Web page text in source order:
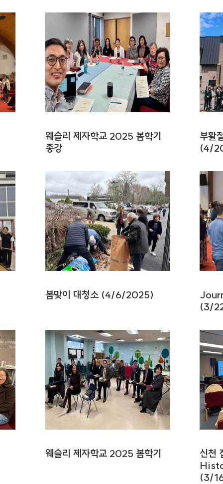
웨슬리 제자학교 2025 봄학기
종강
부활
(4/
봄맞이 대청소 (4/6/2025)
(3/
웨슬리 제자학교 2025 봄학기
신천
(3/